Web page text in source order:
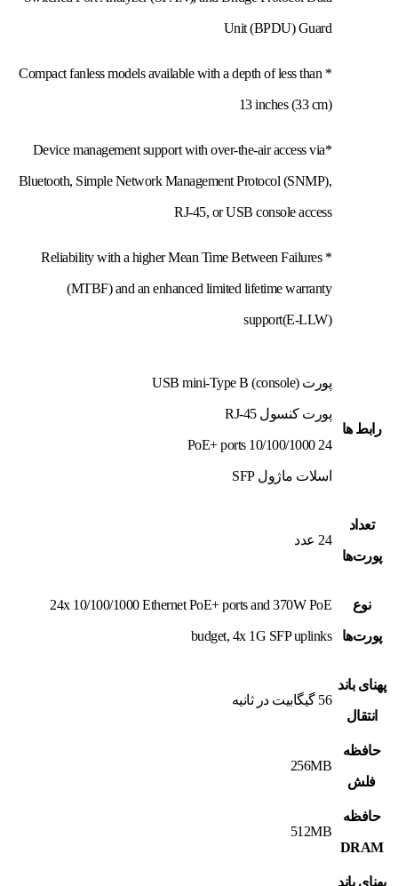
Unit (BPDU) Guard
* Compact fanless models available with a depth of less than
13 inches (33 cm)
*Device management support with over-the-air access via
Bluetooth, Simple Network Management Protocol (SNMP),
RJ-45, or USB console access
* Reliability with a higher Mean Time Between Failures
(MTBF) and an enhanced limited lifetime warranty
support(E-LLW)
رابط ها
پورت USB mini-Type B (console)
پورت کنسول RJ-45
24 10/100/1000 PoE+ ports
اسلات ماژول SFP
تعداد
پورت‌ها
24 عدد
نوع
پورت‌ها
24x 10/100/1000 Ethernet PoE+ ports and 370W PoE
budget, 4x 1G SFP uplinks
پهنای باند
انتقال
56 گیگابیت در ثانیه
حافظه
فلش
256MB
حافظه
DRAM
512MB
پهنای باند